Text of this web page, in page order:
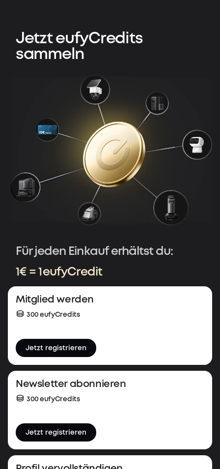
Jetzt eufyCredits
sammeln
Für jeden Einkauf erhältst du:
1€ = 1 eufyCredit
Mitglied werden
300 eufyCredits
Jetzt registrieren
Newsletter abonnieren
300 eufyCredits
Jetzt registrieren